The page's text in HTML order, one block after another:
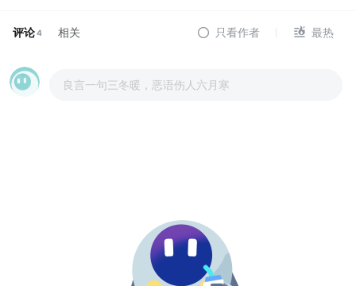
评论4 相关 只看作者 最热
良言一句三冬暖，恶语伤人六月寒